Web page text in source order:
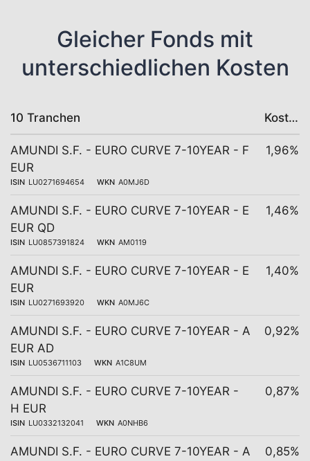
Gleicher Fonds mit
unterschiedlichen Kosten
10 Tranchen Kosten
AMUNDI S.F. - EURO CURVE 7-10YEAR - F
EUR
ISIN LU0271694654 WKN A0MJ6D
1,96%
AMUNDI S.F. - EURO CURVE 7-10YEAR - E
EUR QD
ISIN LU0857391824 WKN AM0119
1,46%
AMUNDI S.F. - EURO CURVE 7-10YEAR - E
EUR
ISIN LU0271693920 WKN A0MJ6C
1,40%
AMUNDI S.F. - EURO CURVE 7-10YEAR - A
EUR AD
ISIN LU0536711103 WKN A1C8UM
0,92%
AMUNDI S.F. - EURO CURVE 7-10YEAR -
H EUR
ISIN LU0332132041 WKN A0NHB6
0,87%
AMUNDI S.F. - EURO CURVE 7-10YEAR - A
0,85%